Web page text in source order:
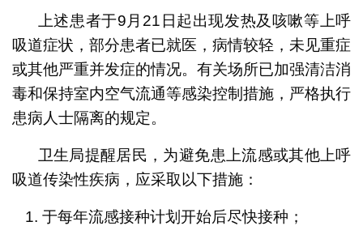
上述患者于9月21日起出现发热及咳嗽等上呼
吸道症状，部分患者已就医，病情较轻，未见重症
或其他严重并发症的情况。有关场所已加强清洁消
毒和保持室内空气流通等感染控制措施，严格执行
患病人士隔离的规定。
卫生局提醒居民，为避免患上流感或其他上呼
吸道传染性疾病，应采取以下措施：
于每年流感接种计划开始后尽快接种；